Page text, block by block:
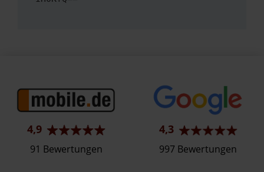
4,9
91 Bewertungen
4,3
997 Bewertungen